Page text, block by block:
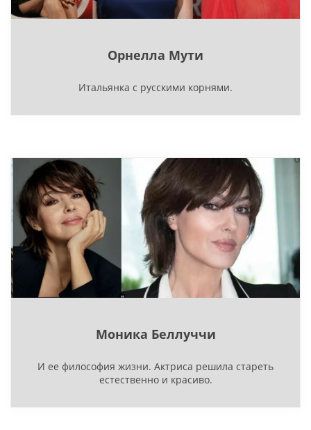
Орнелла Мути
Итальянка с русскими корнями.
Моника Беллуччи
И ее философия жизни. Актриса решила стареть
естественно и красиво.